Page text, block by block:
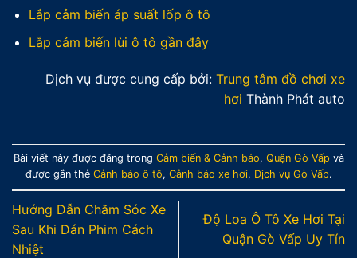
Lắp cảm biến áp suất lốp ô tô
Lắp cảm biến lùi ô tô gần đây
Dịch vụ được cung cấp bởi: Trung tâm đồ chơi xe
hơi Thành Phát auto
Bài viết này được đăng trong Cảm biến & Cảnh báo, Quận Gò Vấpvà
được gắn thẻ Cảnh báo ô tô, Cảnh báo xe hơi, Dịch vụ Gò Vấp.
Hướng Dẫn Chăm Sóc Xe
Sau Khi Dán Phim Cách
Nhiệt
Độ Loa Ô Tô Xe Hơi Tại
Quận Gò Vấp Uy Tín